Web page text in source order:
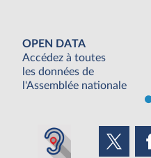
OPEN DATA
Accédez à toutes
les données de
l'Assemblée nationale